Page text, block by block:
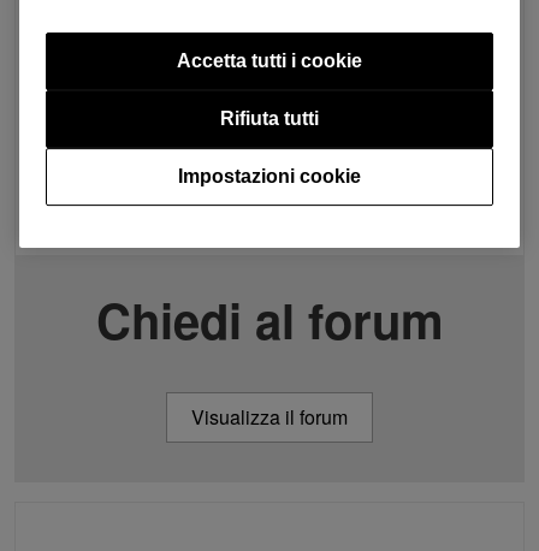
Chiedi al forum
Visualizza il forum
Impostazioni cookie
Rifiuta tutti
Accetta tutti i cookie